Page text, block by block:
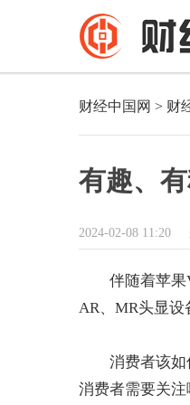
财经中国网 > 财
有趣、
2024-02-08 11:20
伴随着苹果
AR、MR头显设
消费者该
消费者需要关